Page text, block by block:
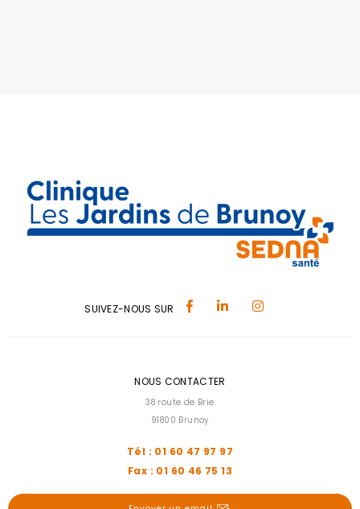
SUIVEZ-NOUS SUR
NOUS CONTACTER
38 route de Brie
91800 Brunoy
Tél : 01 60 47 97 97
Fax : 01 60 46 75 13